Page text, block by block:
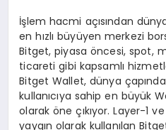
İşlem hacmi açısından
en hızlı büyüyen merkezi
Bitget, piyasa öncesi, spot,
ticareti gibi kapsamlı
Bitget Wallet, dünya
kullanıcıya sahip en büyük
olarak öne çıkıyor. Layer-1
yaygın olarak kullanılan